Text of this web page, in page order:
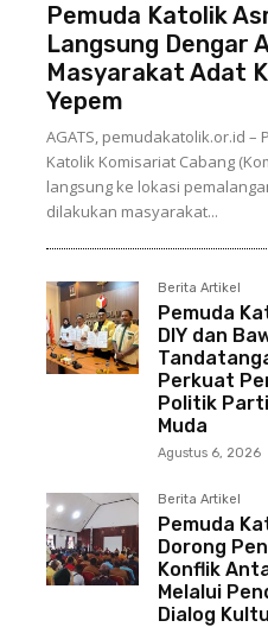
Pemuda Katolik
Langsung Dengar
Masyarakat Adat
Yepem
AGATS, pemudakatolik.or.id –
Katolik Komisariat Cabang
langsung ke lokasi
dilakukan masyarakat...
Berita Artikel
Pemuda
DIY dan
Perkuat
Politik
Muda
Agustus 6, 2026
Berita Artikel
Pemuda
Dorong
Konflik
Melalui
Dialog